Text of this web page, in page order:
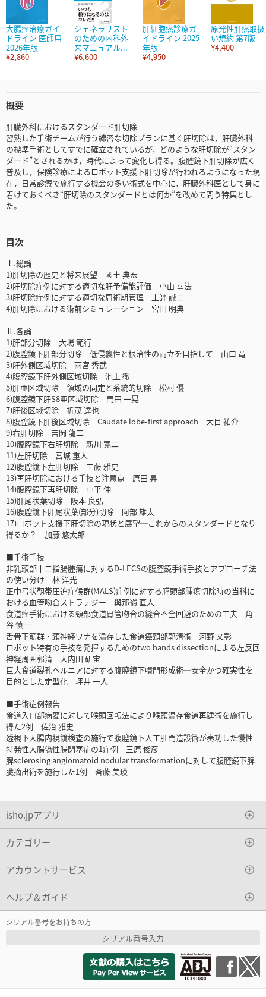
大腸癌治療ガイ
ドライン 医師用
2026年版
¥2,860
ジェネラリスト
のための内科外
来マニュアル...
¥6,600
肝細胞癌診療ガ
イドライン 2025
年版
¥4,950
原発性肝癌取扱
い規約 第7版
¥4,400
概要
肝臓外科におけるスタンダード肝切除
習熟した手術チームが行う綿密な切除プランに基く肝切除は，肝臓外科
の標準手術としてすでに確立されているが，どのような肝切除が“スタン
ダード”とされるかは，時代によって変化し得る。腹腔鏡下肝切除が広く
普及し，保険診療によるロボット支援下肝切除が行われるようになった現
在，日常診療で施行する機会の多い術式を中心に，肝臓外科医として身に
着けておくべき“肝切除のスタンダードとは何か”を改めて問う特集とし
た。
目次
Ⅰ.総論
1)肝切除の歴史と将来展望 國土 典宏
2)肝切除症例に対する適切な肝予備能評価 小山 幸法
3)肝切除症例に対する適切な周術期管理 土師 誠二
4)肝切除における術前シミュレーション 宮田 明典
Ⅱ.各論
1)肝部分切除 大場 範行
2)腹腔鏡下肝部分切除─低侵襲性と根治性の両立を目指して 山口 竜三
3)肝外側区域切除 雨宮 秀武
4)腹腔鏡下肝外側区域切除 池上 徹
5)肝亜区域切除─領域の同定と系統的切除 松村 優
6)腹腔鏡下肝S8亜区域切除 門田 一晃
7)肝後区域切除 折茂 達也
8)腹腔鏡下肝後区域切除─Caudate lobe-first approach 大目 祐介
9)右肝切除 吉岡 龍二
10)腹腔鏡下右肝切除 新川 寛二
11)左肝切除 宮城 重人
12)腹腔鏡下左肝切除 工藤 雅史
13)再肝切除における手技と注意点 原田 昇
14)腹腔鏡下再肝切除 中平 伸
15)肝尾状葉切除 阪本 良弘
16)腹腔鏡下肝尾状葉(部分)切除 阿部 雄太
17)ロボット支援下肝切除の現状と展望─これからのスタンダードとなり
得るか？ 加藤 悠太郎
■手術手技
非乳頭部十二指腸腫瘍に対するD-LECSの腹腔鏡手術手技とアプローチ法
の使い分け 林 洋光
正中弓状靱帯圧迫症候群(MALS)症例に対する膵頭部腫瘍切除時の当科に
おける血管吻合ストラテジー 與那嶺 直人
食道癌手術における頸部食道胃管吻合の縫合不全回避のための工夫 角
谷 慎一
舌骨下筋群・頸神経ワナを温存した食道癌頸部郭清術 河野 文彰
ロボット特有の手技を発揮するためのtwo hands dissectionによる左反回
神経周囲郭清 大内田 研宙
巨大食道裂孔ヘルニアに対する腹腔鏡下噴門形成術─安全かつ確実性を
目的とした定型化 坪井 一人
■手術症例報告
食道入口部病変に対して喉頭回転法により喉頭温存食道再建術を施行し
得た2例 佐治 雅史
透視下大腸内視鏡検査の施行で腹腔鏡下人工肛門造設術が奏功した慢性
特発性大腸偽性腸閉塞症の1症例 三原 俊彦
脾sclerosing angiomatoid nodular transformationに対して腹腔鏡下脾
臓摘出術を施行した1例 斉藤 美瑛
isho.jpアプリ
カテゴリー
アカウントサービス
ヘルプ＆ガイド
シリアル番号をお持ちの方
シリアル番号入力